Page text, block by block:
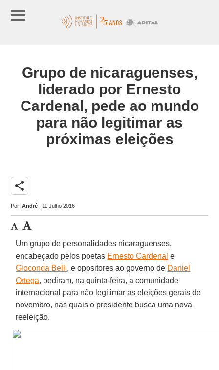
Grupo de nicaraguenses,
liderado por Ernesto
Cardenal, pede ao mundo
para não legitimar as
próximas eleições
share
Por:André | 11 Julho 2016
Um grupo de personalidades nicaraguenses,
encabeçado pelos poetas Ernesto Cardenal e
Gioconda Belli, e opositores ao governo de Daniel
Ortega, pediram, na quinta-feira, à comunidade
internacional para não legitimar as eleições gerais de
novembro, nas quais o presidente busca uma nova
reeleição.